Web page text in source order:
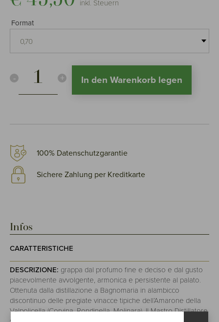
inkl. Steuern
Format
- + In den Warenkorb legen
100% Datenschutzgarantie
Sichere Zahlung per Kreditkarte
Infos
CARATTERISTICHE
DESCRIZIONE: grappa dal profumo fine e deciso e dal gusto
piacevolmente avvolgente, armonica e persistente al palato.
Ottenuta dalla distillazione a Bagnomaria in alambicco
discontinuo delle pregiate vinacce tipiche dell’Amarone della
Valpolicella (Corvina, Rondinella, Molinara). Il Mastro Distillatore